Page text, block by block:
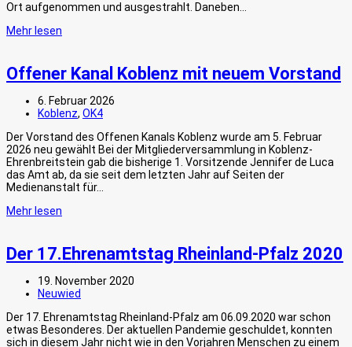
Ort aufgenommen und ausgestrahlt. Daneben…
Mehr lesen
Offener Kanal Koblenz mit neuem Vorstand
6. Februar 2026
Koblenz, OK4
Der Vorstand des Offenen Kanals Koblenz wurde am 5. Februar
2026 neu gewählt Bei der Mitgliederversammlung in Koblenz-
Ehrenbreitstein gab die bisherige 1. Vorsitzende Jennifer de Luca
das Amt ab, da sie seit dem letzten Jahr auf Seiten der
Medienanstalt für…
Mehr lesen
Der 17.Ehrenamtstag Rheinland-Pfalz 2020
19. November 2020
Neuwied
Der 17. Ehrenamtstag Rheinland-Pfalz am 06.09.2020 war schon
etwas Besonderes. Der aktuellen Pandemie geschuldet, konnten
sich in diesem Jahr nicht wie in den Vorjahren Menschen zu einem